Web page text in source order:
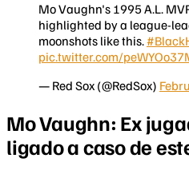
Mo Vaughn's 1995 A.L.
highlighted by a league-
moonshots like this.
pic.twitter.com/
— Red Sox (@RedSox)
Mo Vaughn: Ex
ligado a caso de